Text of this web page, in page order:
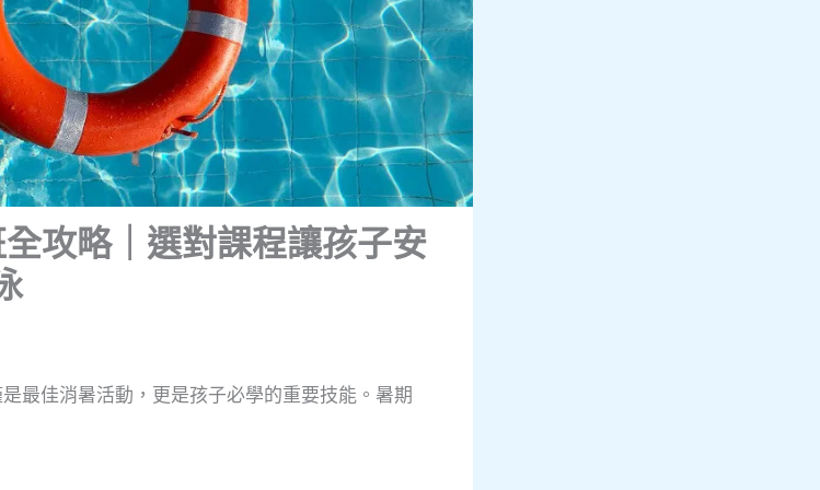
攻略｜選對課程讓孩子安
最佳消暑活動，更是孩子必學的重要技能。暑期